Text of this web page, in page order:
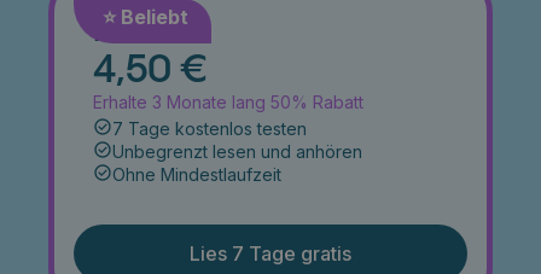
⭐️ Beliebt
Monat
4,50 €
Erhalte 3 Monate lang 50% Rabatt
7 Tage kostenlos testen
Unbegrenzt lesen und anhören
Ohne Mindestlaufzeit
Lies 7 Tage gratis